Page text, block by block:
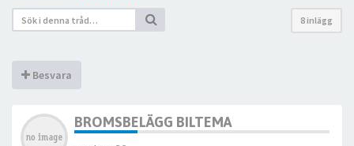
8 inlägg
Besvara
BROMSBELÄGG BILTEMA